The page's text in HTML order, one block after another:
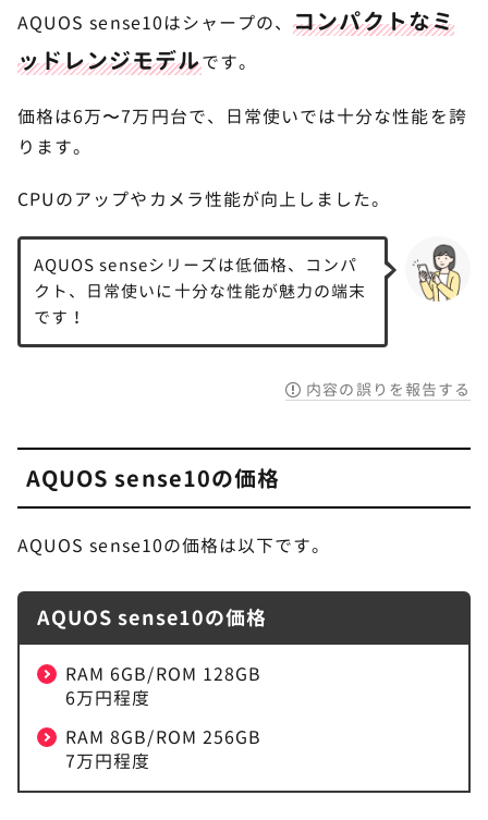
AQUOS sense10はシャープの、コンパクトなミ
ッドレンジモデルです。
価格は6万〜7万円台で、日常使いでは十分な性能を誇
ります。
CPUのアップやカメラ性能が向上しました。
AQUOS senseシリーズは低価格、コンパ
クト、日常使いに十分な性能が魅力の端末
です！
内容の誤りを報告する
AQUOS sense10の価格
AQUOS sense10の価格は以下です。
AQUOS sense10の価格
RAM 6GB/ROM 128GB
6万円程度
RAM 8GB/ROM 256GB
7万円程度